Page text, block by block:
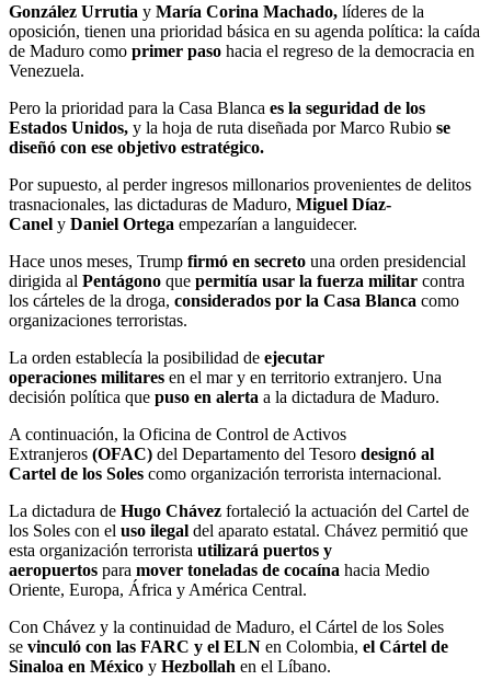
González Urrutia y María Corina Machado, líderes de la
oposición, tienen una prioridad básica en su agenda política: la caída
de Maduro como primer paso hacia el regreso de la democracia en
Venezuela.
Pero la prioridad para la Casa Blanca es la seguridad de los
Estados Unidos, y la hoja de ruta diseñada por Marco Rubio se
diseñó con ese objetivo estratégico.
Por supuesto, al perder ingresos millonarios provenientes de delitos
trasnacionales, las dictaduras de Maduro, Miguel Díaz-
Canel y Daniel Ortega empezarían a languidecer.
Hace unos meses, Trump firmó en secreto una orden presidencial
dirigida al Pentágono que permitía usar la fuerza militar contra
los cárteles de la droga, considerados por la Casa Blanca como
organizaciones terroristas.
La orden establecía la posibilidad de ejecutar
operaciones militares en el mar y en territorio extranjero. Una
decisión política que puso en alerta a la dictadura de Maduro.
A continuación, la Oficina de Control de Activos
Extranjeros (OFAC) del Departamento del Tesoro designó al
Cartel de los Soles como organización terrorista internacional.
La dictadura de Hugo Chávez fortaleció la actuación del Cartel de
los Soles con el uso ilegal del aparato estatal. Chávez permitió que
esta organización terrorista utilizará puertos y
aeropuertos para mover toneladas de cocaína hacia Medio
Oriente, Europa, África y América Central.
Con Chávez y la continuidad de Maduro, el Cártel de los Soles
se vinculó con las FARC y el ELN en Colombia, el Cártel de
Sinaloa en México y Hezbollah en el Líbano.